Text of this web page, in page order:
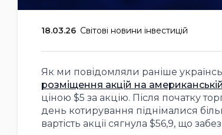
18.03.26 Світові новини інвестицій
Як ми повідомляли раніше
розміщення акцій на
ціною $5 за акцію. Після початку
день котирування піднімалися
вартість акції сягнула $56,9, що